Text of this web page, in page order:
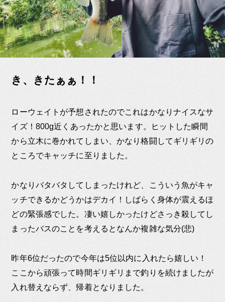
き、きたぁぁ！！
ローウェイトが予想されたのでこれはかなりナイスなサ
イズ！800g近くあったかと思います。ヒットした瞬間
から立木に巻かれてしまい、かなり格闘してギリギリの
ところでキャッチに至りました。
かなりバタバタしてしまったけれど、こういう魚がキャ
ッチできるかどうかはデカイ！しばらく身体が震えるほ
どの緊張感でした。凄い嬉しかったけどさっき殺してし
まったバスのことを考えるとなんか複雑な気分(悲)
昨年6位だったので今年は5位以内に入れたら嬉しい！
ここから頑張って時間ギリギリまで釣りを続けましたが
入れ替えならず、帰着となりました。